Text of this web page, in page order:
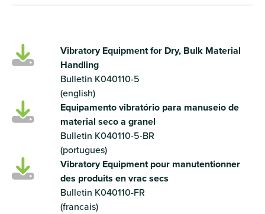
Vibratory Equipment for Dry, Bulk Material
Handling
Bulletin K040110-5
(english)
Equipamento vibratório para manuseio de
material seco a granel
Bulletin K040110-5-BR
(portugues)
Vibratory Equipment pour manutentionner
des produits en vrac secs
Bulletin K040110-FR
(francais)